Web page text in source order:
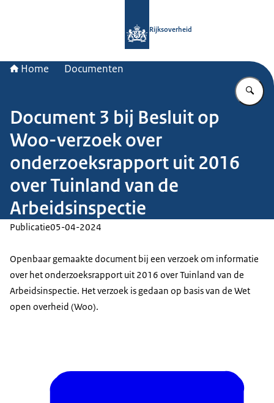
Rijksoverheid
Home Documenten
Document 3 bij Besluit op
Woo-verzoek over
onderzoeksrapport uit 2016
over Tuinland van de
Arbeidsinspectie
Publicatie05-04-2024
Openbaar gemaakte document bij een verzoek om informatie
over het onderzoeksrapport uit 2016 over Tuinland van de
Arbeidsinspectie. Het verzoek is gedaan op basis van de Wet
open overheid (Woo).